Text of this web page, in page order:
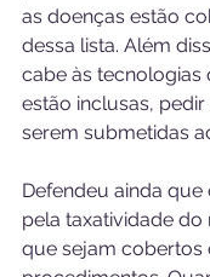
as doenças estão
dessa lista. Além
cabe às tecnologias
estão inclusas,
serem submetidas
Defendeu ainda que
pela taxatividade
que sejam cobertos